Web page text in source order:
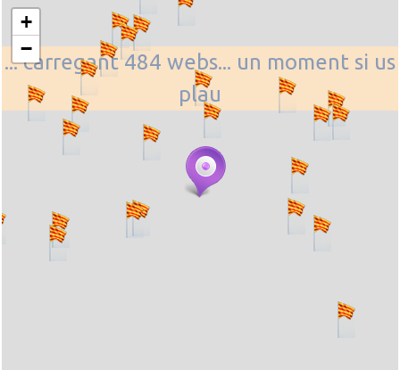
... carregant 484 webs... un moment si us
plau
+
−